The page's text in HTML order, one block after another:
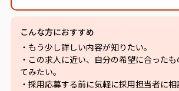
こんな方におすすめ
・もう少し詳しい内容が知りたい。
・この求人に近い、自分の希望に合った
てみたい。
・採用応募する前に気軽に採用担当者に相